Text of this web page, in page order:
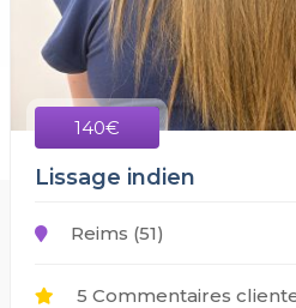
140€
Lissage indien
Reims (51)
5 Commentaires